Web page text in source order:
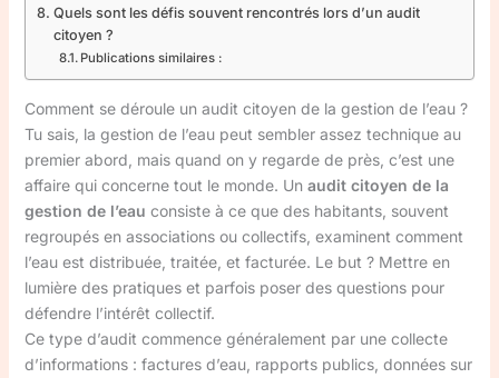
Quels sont les défis souvent rencontrés lors d’un audit
citoyen ?
Publications similaires :
Comment se déroule un audit citoyen de la gestion de l’eau ?
Tu sais, la gestion de l’eau peut sembler assez technique au
premier abord, mais quand on y regarde de près, c’est une
affaire qui concerne tout le monde. Un audit citoyen de la
gestion de l’eau consiste à ce que des habitants, souvent
regroupés en associations ou collectifs, examinent comment
l’eau est distribuée, traitée, et facturée. Le but ? Mettre en
lumière des pratiques et parfois poser des questions pour
défendre l’intérêt collectif.
Ce type d’audit commence généralement par une collecte
d’informations : factures d’eau, rapports publics, données sur